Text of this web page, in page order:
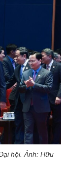
hội. Ảnh: Hữu